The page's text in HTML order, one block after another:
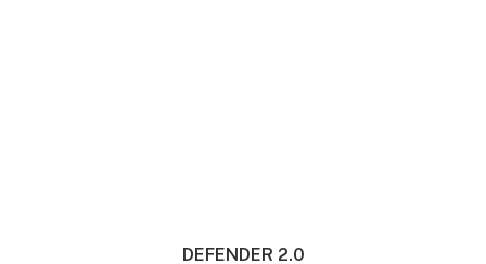
DEFENDER 2.0